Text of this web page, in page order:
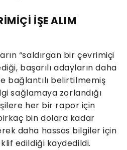
İŞE ALIM
“saldırgan bir çevrimiçi
başarılı adayların daha
bağlantılı belirtilmemiş
sağlamaya zorlandığı
her bir rapor için
bin dolara kadar
daha hassas bilgiler için
edildiği kaydedildi.